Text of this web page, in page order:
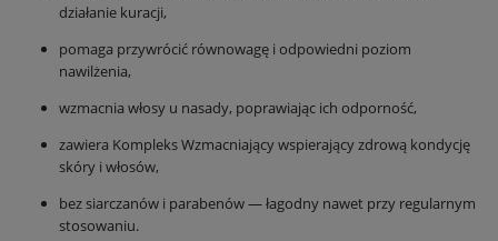
działanie kuracji,
pomaga przywrócić równowagę i odpowiedni poziom
nawilżenia,
wzmacnia włosy u nasady, poprawiając ich odporność,
zawiera Kompleks Wzmacniający wspierający zdrową kondycję
skóry i włosów,
bez siarczanów i parabenów — łagodny nawet przy regularnym
stosowaniu.